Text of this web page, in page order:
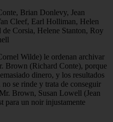
Brian Donlevy, Jean
Cleef, Earl Holliman, Helen
Corsia, Helene Stanton, Roy
Wilde) le ordenan archivar
Brown (Richard Conte), porque
dinero, y los resultados
se rinde y trata de conseguir
Brown, Susan Lowell (Jean
para un noir injustamente